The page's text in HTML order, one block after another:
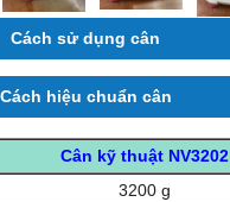
Cách sử dụng cân
Cách hiệu chuẩn cân
Cân kỹ thuật NV3202
3200 g